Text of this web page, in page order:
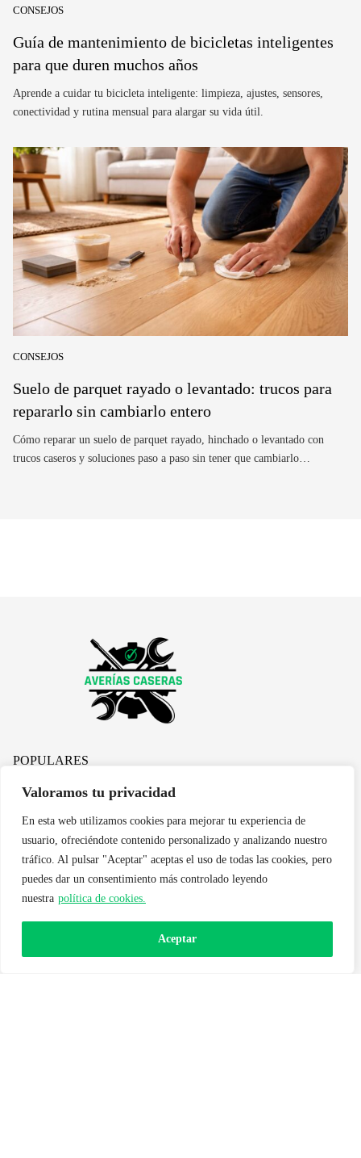
Valoramos tu privacidad
En esta web utilizamos cookies para mejorar tu experiencia de
usuario, ofreciéndote contenido personalizado y analizando nuestro
tráfico. Al pulsar "Aceptar" aceptas el uso de todas las cookies, pero
puedes dar un consentimiento más controlado leyendo
nuestra política de cookies.
Aceptar
CONSEJOS
Guía de mantenimiento de bicicletas inteligentes
para que duren muchos años
Aprende a cuidar tu bicicleta inteligente: limpieza, ajustes, sensores,
conectividad y rutina mensual para alargar su vida útil.
CONSEJOS
Suelo de parquet rayado o levantado: trucos para
repararlo sin cambiarlo entero
Cómo reparar un suelo de parquet rayado, hinchado o levantado con
trucos caseros y soluciones paso a paso sin tener que cambiarlo…
POPULARES
El calentador Ariston no enciende: qué es y soluciones
Mi lavadora Zanussi no arranca: causas y soluciones
La caldera no arranca al abrir el grifo: qué es y soluciones
Averías frecuentes de la marca Saunier Duval
¿Por qué huele mal el aire acondicionado?
LO MÁS LEÍDO